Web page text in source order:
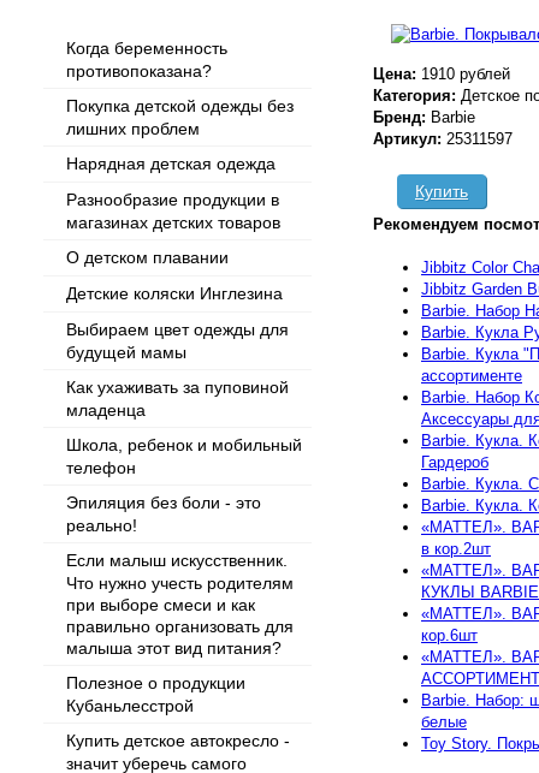
Когда беременность
противопоказана?
Покупка детской одежды без
лишних проблем
Нарядная детская одежда
Разнообразие продукции в
магазинах детских товаров
О детском плавании
Детские коляски Инглезина
Выбираем цвет одежды для
будущей мамы
Как ухаживать за пуповиной
младенца
Школа, ребенок и мобильный
телефон
Эпиляция без боли - это
реально!
Если малыш искусственник.
Что нужно учесть родителям
при выборе смеси и как
правильно организовать для
малыша этот вид питания?
Полезное о продукции
Кубаньлесстрой
Купить детское автокресло -
значит уберечь самого
Цена: 1910 рублей
Категория: Детское
Бренд: Barbie
Артикул: 25311597
Купить
Рекомендуем
Jibbitz Color
Jibbitz Garden
Barbie. Набор
Barbie. Кукла
Barbie. Кукла
ассортименте
Barbie. Набор
Аксессуары
Barbie. Кукла.
Гардероб
Barbie. Кукла.
Barbie. Кукла.
«МАТТЕЛ».
в кор.2шт
«МАТТЕЛ».
КУКЛЫ
«МАТТЕЛ».
кор.6шт
«МАТТЕЛ».
Barbie. Набор:
белые
Toy Story.